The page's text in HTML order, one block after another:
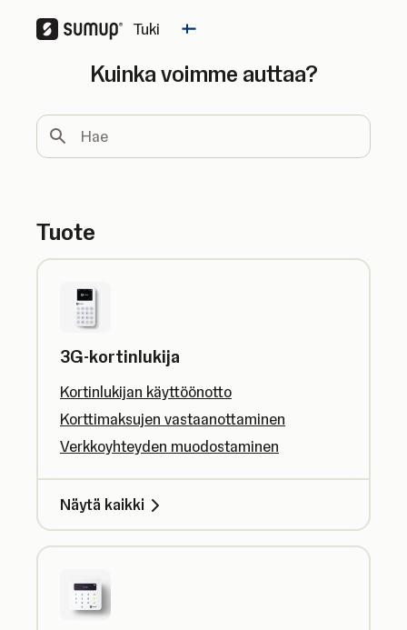
Tuki Change country
Kuinka voimme auttaa?
Hae
Tuote
3G-kortinlukija
Kortinlukijan käyttöönotto
Korttimaksujen vastaanottaminen
Verkkoyhteyden muodostaminen
Näytä kaikki